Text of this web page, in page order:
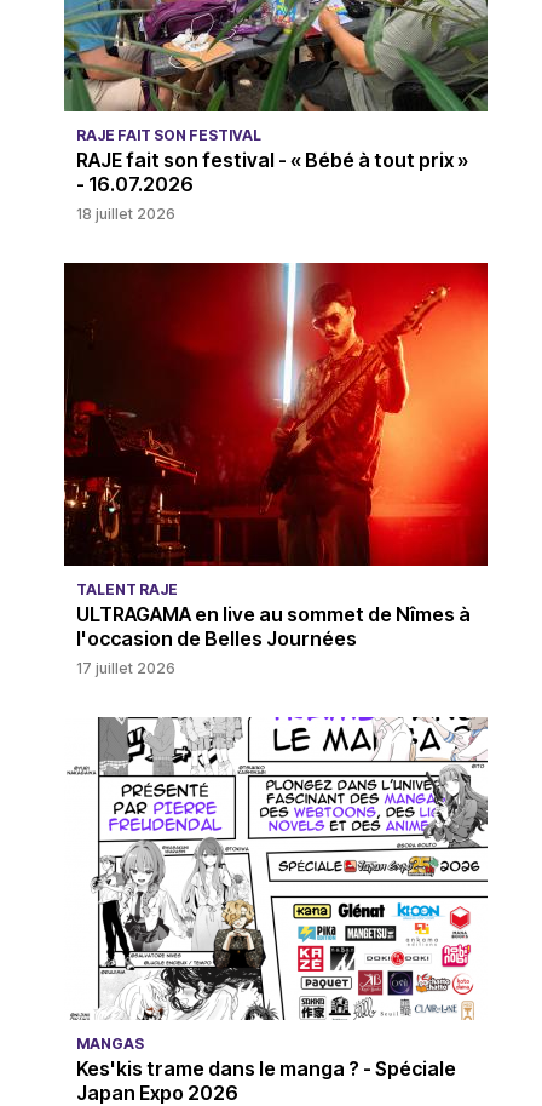
RAJE FAIT SON FESTIVAL
RAJE fait son festival - « Bébé à tout prix »
- 16.07.2026
18 juillet 2026
TALENT RAJE
ULTRAGAMA en live au sommet de Nîmes à
l'occasion de Belles Journées
17 juillet 2026
MANGAS
Kes'kis trame dans le manga ? - Spéciale
Japan Expo 2026